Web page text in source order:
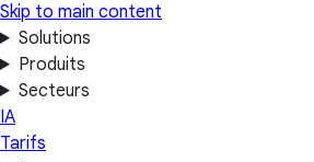
Skip to main content
Solutions
Produits
Secteurs
IA
Tarifs